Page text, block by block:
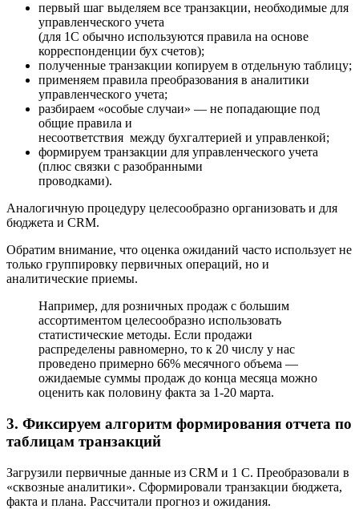
первый шаг выделяем все транзакции, необходимые для
управленческого учета
(для 1С обычно используются правила на основе
корреспонденции бух счетов);
полученные транзакции копируем в отдельную таблицу;
применяем правила преобразования в аналитики
управленческого учета;
разбираем «особые случаи» — не попадающие под
общие правила и
несоответствия между бухгалтерией и управленкой;
формируем транзакции для управленческого учета
(плюс связки с разобранными
проводками).
Аналогичную процедуру целесообразно организовать и для
бюджета и CRM.
Обратим внимание, что оценка ожиданий часто использует не
только группировку первичных операций, но и
аналитические приемы.
Например, для розничных продаж с большим
ассортиментом целесообразно использовать
статистические методы. Если продажи
распределены равномерно, то к 20 числу у нас
проведено примерно 66% месячного объема —
ожидаемые суммы продаж до конца месяца можно
оценить как половину факта за 1-20 марта.
3. Фиксируем алгоритм формирования отчета по
таблицам транзакций
Загрузили первичные данные из CRM и 1 С. Преобразовали в
«сквозные аналитики». Сформировали транзакции бюджета,
факта и плана. Рассчитали прогноз и ожидания.